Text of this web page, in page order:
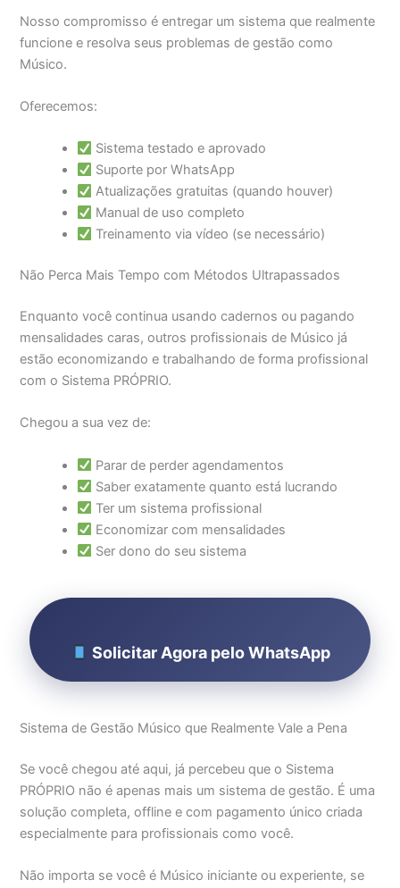
Nosso compromisso é entregar um sistema que realmente
funcione e resolva seus problemas de gestão como
Músico.
Oferecemos:
Sistema testado e aprovado
Suporte por WhatsApp
Atualizações gratuitas (quando houver)
Manual de uso completo
Treinamento via vídeo (se necessário)
Não Perca Mais Tempo com Métodos Ultrapassados
Enquanto você continua usando cadernos ou pagando
mensalidades caras, outros profissionais de Músico já
estão economizando e trabalhando de forma profissional
com o Sistema PRÓPRIO.
Chegou a sua vez de:
Parar de perder agendamentos
Saber exatamente quanto está lucrando
Ter um sistema profissional
Economizar com mensalidades
Ser dono do seu sistema
Solicitar Agora pelo WhatsApp
Sistema de Gestão Músico que Realmente Vale a Pena
Se você chegou até aqui, já percebeu que o Sistema
PRÓPRIO não é apenas mais um sistema de gestão. É uma
solução completa, offline e com pagamento único criada
especialmente para profissionais como você.
Não importa se você é Músico iniciante ou experiente, se